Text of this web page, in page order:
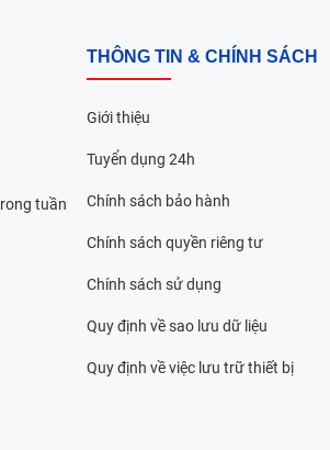
tuần
THÔNG TIN & CHÍNH SÁCH
Giới thiệu
Tuyển dụng 24h
Chính sách bảo hành
Chính sách quyền riêng tư
Chính sách sử dụng
Quy định về sao lưu dữ liệu
Quy định về việc lưu trữ thiết bị